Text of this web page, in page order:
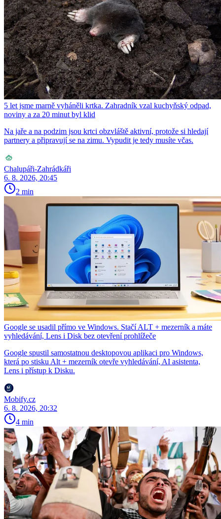
5 let jsme marně vyháněli krtka. Zahradník vzal kuchyňský odpad,
noviny a za 20 minut byl klid
Na jaře a na podzim jsou krtci obzvláště aktivní, protože si hledají
partnery a připravují se na zimu. Vypudit je tedy musíte včas.
Chalupáři-Zahrádkáři
6. 8. 2026, 20:45
2 min
Google se usadil přímo ve Windows. Stačí ALT + mezerník a máte
vyhledávání, Lens i Disk bez otevření prohlížeče
Google spustil samostatnou desktopovou aplikaci pro Windows,
která po stisku Alt + mezerník otevře vyhledávání, AI asistenta,
Lens i přístup k Disku.
Mobify.cz
6. 8. 2026, 20:32
4 min